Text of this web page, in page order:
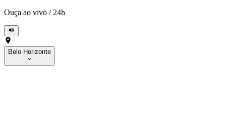
Ouça ao vivo / 24h
Belo Horizonte